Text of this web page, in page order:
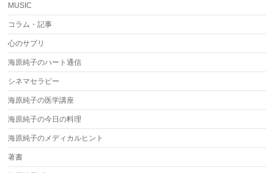
MUSIC
コラム・記事
心のサプリ
海原純子のハート通信
シネマセラピー
海原純子の医学講座
海原純子の今日の料理
海原純子のメディカルヒント
著書